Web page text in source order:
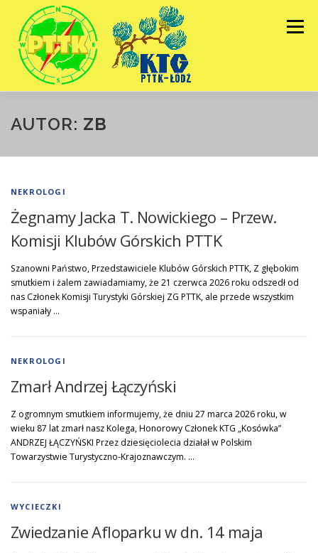
treści
Menu
HOME GALERIE
AUTOR: ZB
NEKROLOGI
Żegnamy Jacka T. Nowickiego – Przew.
Komisji Klubów Górskich PTTK
Szanowni Państwo, Przedstawiciele Klubów Górskich PTTK, Z głębokim
smutkiem i żalem zawiadamiamy, że 21 czerwca 2026 roku odszedł od
nas Członek Komisji Turystyki Górskiej ZG PTTK, ale przede wszystkim
wspaniały …
NEKROLOGI
Zmarł Andrzej Łączyński
Z ogromnym smutkiem informujemy, że dniu 27 marca 2026 roku, w
wieku 87 lat zmarł nasz Kolega, Honorowy Członek KTG „Kosówka”
ANDRZEJ ŁĄCZYŃSKI Przez dziesięciolecia działał w Polskim
Towarzystwie Turystyczno-Krajoznawczym. …
WYCIECZKI
Zwiedzanie Afloparku w dn. 14 maja